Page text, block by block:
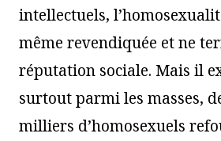
intellectuels,
même revendiquée et ne
réputation sociale. Mais il
surtout parmi les masses,
milliers d’homosexuels